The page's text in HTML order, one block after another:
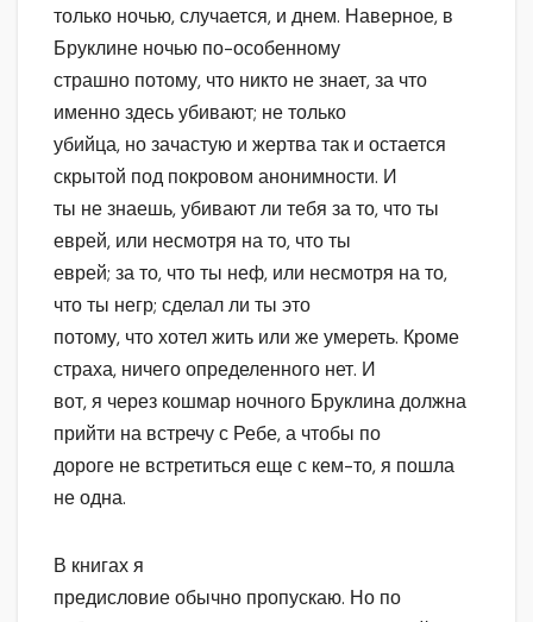
только ночью, случается, и днем. Наверное, в
Бруклине ночью по-особенному
страшно потому, что никто не знает, за что
именно здесь убивают; не только
убийца, но зачастую и жертва так и остается
скрытой под покровом анонимности. И
ты не знаешь, убивают ли тебя за то, что ты
еврей, или несмотря на то, что ты
еврей; за то, что ты неф, или несмотря на то,
что ты негр; сделал ли ты это
потому, что хотел жить или же умереть. Кроме
страха, ничего определенного нет. И
вот, я через кошмар ночного Бруклина должна
прийти на встречу с Ребе, а чтобы по
дороге не встретиться еще с кем-то, я пошла
не одна.
В книгах я
предисловие обычно пропускаю. Но по